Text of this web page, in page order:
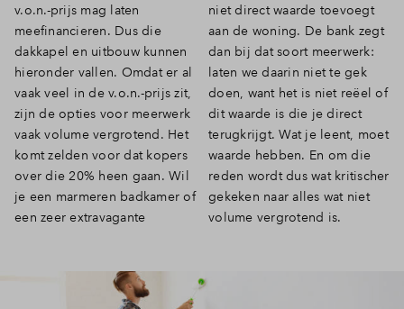
v.o.n.-prijs mag laten
meefinancieren. Dus die
dakkapel en uitbouw kunnen
hieronder vallen. Omdat er al
vaak veel in de v.o.n.-prijs zit,
zijn de opties voor meerwerk
vaak volume vergrotend. Het
komt zelden voor dat kopers
over die 20% heen gaan. Wil
je een marmeren badkamer of
een zeer extravagante
niet direct waarde toevoegt
aan de woning. De bank zegt
dan bij dat soort meerwerk:
laten we daarin niet te gek
doen, want het is niet reëel of
dit waarde is die je direct
terugkrijgt. Wat je leent, moet
waarde hebben. En om die
reden wordt dus wat kritischer
gekeken naar alles wat niet
volume vergrotend is.